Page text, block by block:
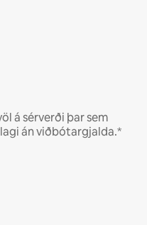
á sérverði þar sem
án viðbótargjalda.*